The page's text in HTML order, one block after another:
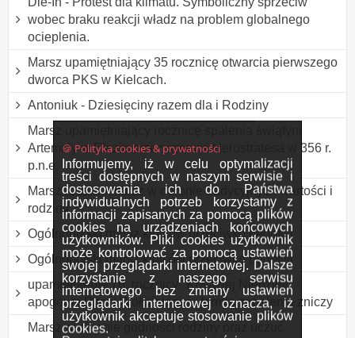
🍪 Polityka cookies & prywatności
Informujemy, iż w celu optymalizacji
treści dostępnych w naszym serwisie i
dostosowania ich do Państwa
indywidualnych potrzeb korzystamy z
informacji zapisanych za pomocą plików
cookies na urządzeniach końcowych
użytkowników. Pliki cookies użytkownik
może kontrolować za pomocą ustawień
swojej przeglądarki internetowej. Dalsze
korzystanie z naszego serwisu
internetowego bez zmiany ustawień
przeglądarki internetowej oznacza, iż
użytkownik akceptuje stosowanie plików
cookies.
wobec braku reakcji władz na problem globalnego
ocieplenia.
Marsz upamiętniający 35 rocznicę otwarcia pierwszego
dworca PKS w Kielcach.
Antoniuk - Dziesięciny razem dla i Rodziny
Marsz upamiętniający rocznicę spalenia świątyni
Artemidy w Efezie przez szewca Herostratesa w 356 r.
p.n.e.
Marsz rodzin - marsz w obronie tradycyjnych wartości i
rodziny
Ogólnopolski marsz kibiców przeciwko pedofilii
Ogólnopolski marsz kibiców przeciwko pedofilii
upamiętnienie 76. rocznicy "Krwawej Niedzieli" -
apogeum Rzezi Wołyńskiej, w formie zapalenia zniczy
Marsz w obronie godności rodziny oraz uczuć